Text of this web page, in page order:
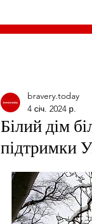
Білий дім
підтримки
bravery.today
4 січ. 2024 р.